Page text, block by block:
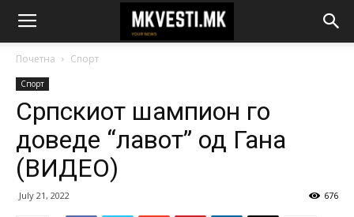
Почетна Спорт
Спорт
Српскиот шампион го
доведе “лавот” од Гана
(ВИДЕО)
July 21, 2022 676